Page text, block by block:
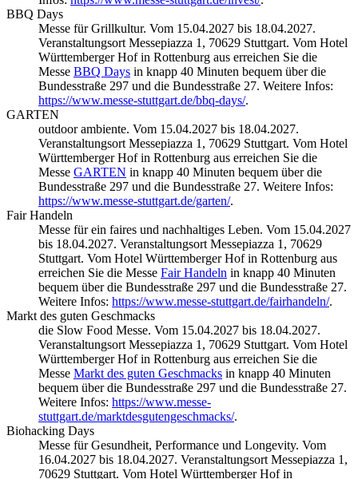
BBQ Days
Messe für Grillkultur. Vom 15.04.2027 bis 18.04.2027.
Veranstaltungsort Messepiazza 1, 70629 Stuttgart. Vom Hotel
Württemberger Hof in Rottenburg aus erreichen Sie die
Messe BBQ Days in knapp 40 Minuten bequem über die
Bundesstraße 297 und die Bundesstraße 27. Weitere Infos:
https://www.messe-stuttgart.de/bbq-days/.
GARTEN
outdoor ambiente. Vom 15.04.2027 bis 18.04.2027.
Veranstaltungsort Messepiazza 1, 70629 Stuttgart. Vom Hotel
Württemberger Hof in Rottenburg aus erreichen Sie die
Messe GARTEN in knapp 40 Minuten bequem über die
Bundesstraße 297 und die Bundesstraße 27. Weitere Infos:
https://www.messe-stuttgart.de/garten/.
Fair Handeln
Messe für ein faires und nachhaltiges Leben. Vom 15.04.2027
bis 18.04.2027. Veranstaltungsort Messepiazza 1, 70629
Stuttgart. Vom Hotel Württemberger Hof in Rottenburg aus
erreichen Sie die Messe Fair Handeln in knapp 40 Minuten
bequem über die Bundesstraße 297 und die Bundesstraße 27.
Weitere Infos: https://www.messe-stuttgart.de/fairhandeln/.
Markt des guten Geschmacks
die Slow Food Messe. Vom 15.04.2027 bis 18.04.2027.
Veranstaltungsort Messepiazza 1, 70629 Stuttgart. Vom Hotel
Württemberger Hof in Rottenburg aus erreichen Sie die
Messe Markt des guten Geschmacks in knapp 40 Minuten
bequem über die Bundesstraße 297 und die Bundesstraße 27.
Weitere Infos: https://www.messe-
stuttgart.de/marktdesgutengeschmacks/.
Biohacking Days
Messe für Gesundheit, Performance und Longevity. Vom
16.04.2027 bis 18.04.2027. Veranstaltungsort Messepiazza 1,
70629 Stuttgart. Vom Hotel Württemberger Hof in